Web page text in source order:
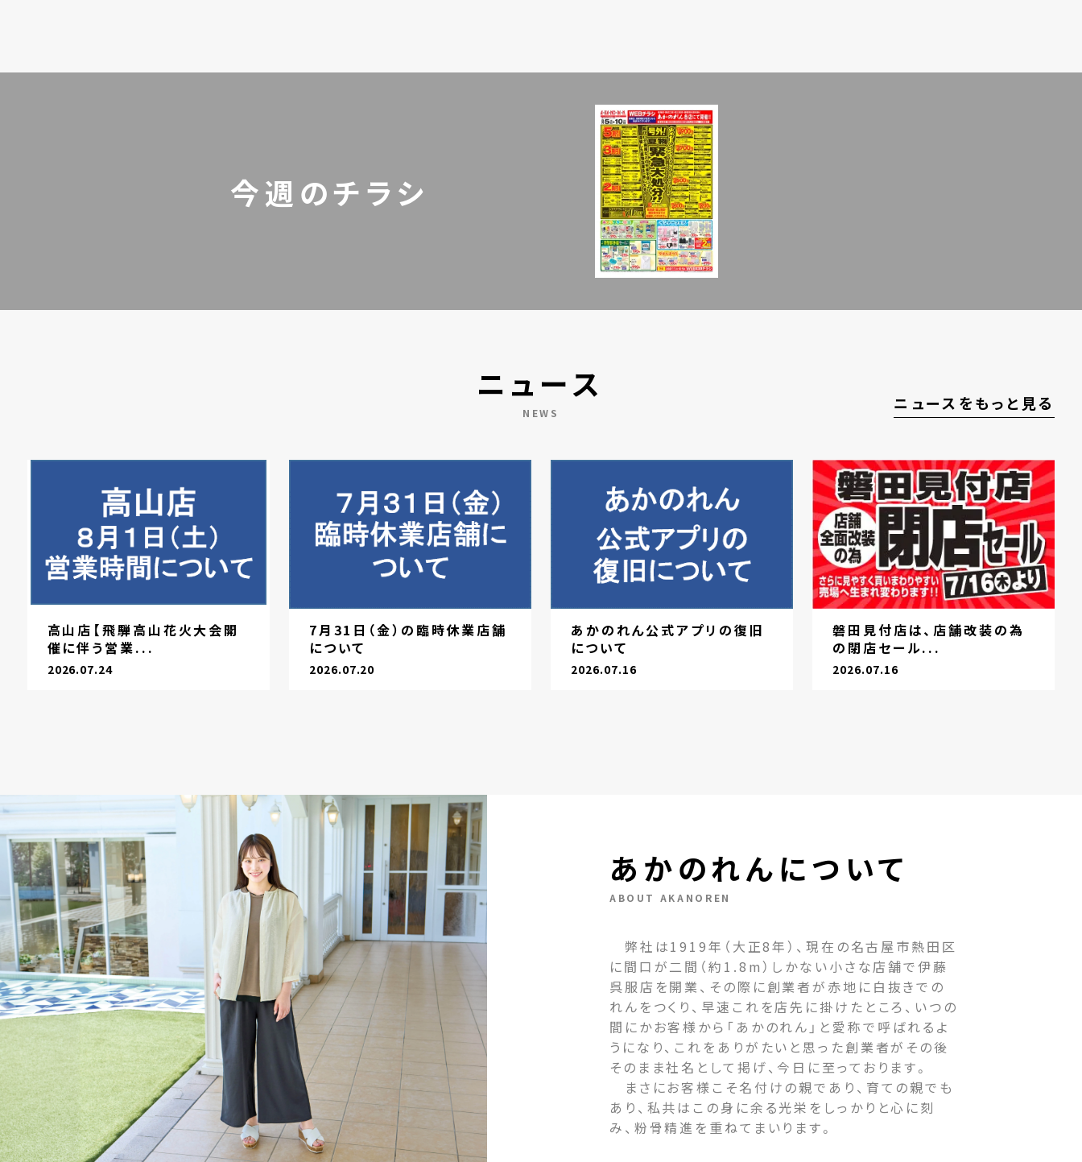
今週のチラシ
ニュース
NEWS
高山店【飛騨高山花火大会開
催に伴う営業...
2026.07.24
7月31日（金）の臨時休業店舗
について
2026.07.20
あかのれん公式アプリの復旧
について
2026.07.16
磐田見付店は、店舗改装の為
の閉店セール...
2026.07.16
ニュースをもっと見る
あかのれんについて
ABOUT AKANOREN
弊社は1919年（大正8年）、現在の名古屋市熱田区
に間口が二間（約1.8m）しかない小さな店舗で伊藤
呉服店を開業、その際に創業者が赤地に白抜きでの
れんをつくり、早速これを店先に掛けたところ、いつの
間にかお客様から「あかのれん」と愛称で呼ばれるよ
うになり、これをありがたいと思った創業者がその後
そのまま社名として掲げ、今日に至っております。
まさにお客様こそ名付けの親であり、育ての親でも
あり、私共はこの身に余る光栄をしっかりと心に刻
み、粉骨精進を重ねてまいります。